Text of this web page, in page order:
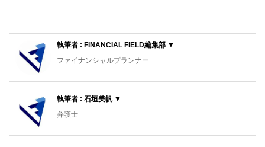
執筆者 : FINANCIAL FIELD編集部 ▼
ファイナンシャルプランナー
FinancialField編集部は、金融、経済に関する記事を、日々
知識がない方でも理解できるようわかりやすく発信していま
す。
得者を中心に「お金や暮らし」に関する書籍・雑誌の編集経
執筆者 : 石垣美帆 ▼
弁護士
中央大学法科大学院卒業後、弁護士登録。原子力損害賠償紛